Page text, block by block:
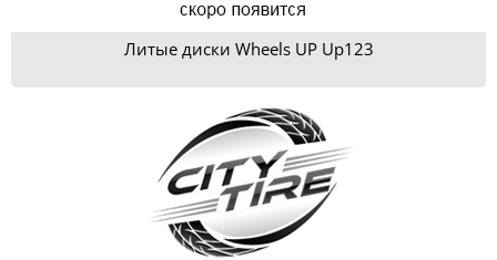
Литые диски Wheels UP Up123